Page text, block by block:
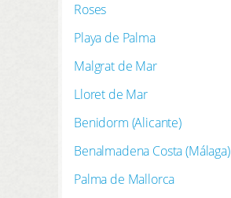
Roses
Playa de Palma
Malgrat de Mar
Lloret de Mar
Benidorm (Alicante)
Benalmadena Costa (Málaga)
Palma de Mallorca